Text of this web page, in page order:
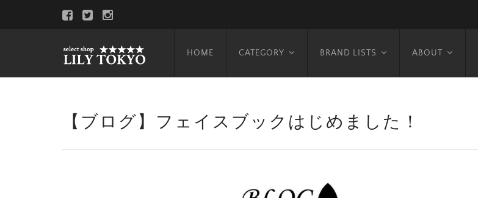
HOME CATEGORY BRAND LISTS ABOUT
【ブログ】フェイスブックはじめました！